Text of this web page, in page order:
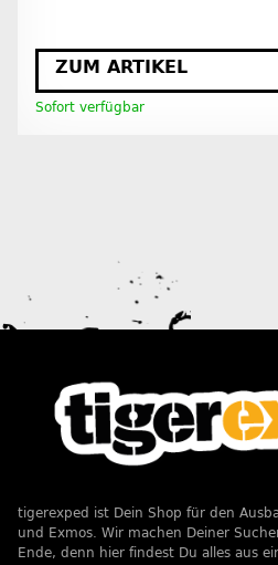
ZUM ARTIKEL
Sofort verfügbar
tigerexped ist Dein Shop für den
und Exmos. Wir machen Deiner
Ende, denn hier findest Du alles aus